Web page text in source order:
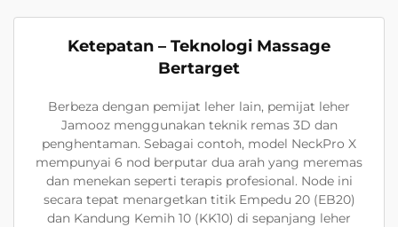
Ketepatan – Teknologi Massage
Bertarget
Berbeza dengan pemijat leher lain, pemijat leher
Jamooz menggunakan teknik remas 3D dan
penghentaman. Sebagai contoh, model NeckPro X
mempunyai 6 nod berputar dua arah yang meremas
dan menekan seperti terapis profesional. Node ini
secara tepat menargetkan titik Empedu 20 (EB20)
dan Kandung Kemih 10 (KK10) di sepanjang leher